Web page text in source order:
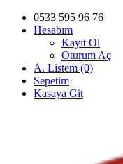
0533 595 96 76
Hesabım
Kayıt Ol
Oturum Aç
A. Listem (0)
Sepetim
Kasaya Git